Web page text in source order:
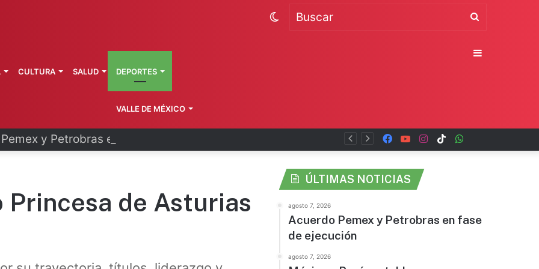
y Petrobras en fase de ejecución TikTok
Instagram
YouTube
Facebook
CULTURA SALUD DEPORTES
VALLE DE MÉXICO
Buscar
Switch
Sidebar
Princesa de Asturias
ÚLTIMAS NOTICIAS
agosto 7, 2026
Acuerdo Pemex y Petrobras en fase
de ejecución
agosto 7, 2026